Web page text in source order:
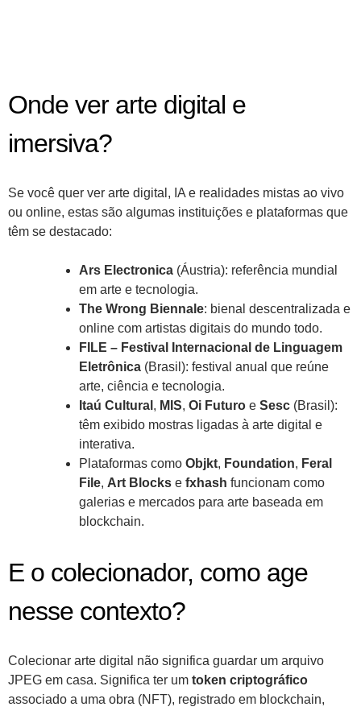
Onde ver arte digital e
imersiva?
Se você quer ver arte digital, IA e realidades mistas ao vivo
ou online, estas são algumas instituições e plataformas que
têm se destacado:
Ars Electronica (Áustria): referência mundial
em arte e tecnologia.
The Wrong Biennale: bienal descentralizada e
online com artistas digitais do mundo todo.
FILE – Festival Internacional de Linguagem
Eletrônica (Brasil): festival anual que reúne
arte, ciência e tecnologia.
Itaú Cultural , MIS, Oi Futuro e Sesc (Brasil):
têm exibido mostras ligadas à arte digital e
interativa.
Plataformas como Objkt, Foundation, Feral
File, Art Blocks e fxhash funcionam como
galerias e mercados para arte baseada em
blockchain.
E o colecionador, como age
nesse contexto?
Colecionar arte digital não significa guardar um arquivo
JPEG em casa. Significa ter um token criptográfico
associado a uma obra (NFT), registrado em blockchain,